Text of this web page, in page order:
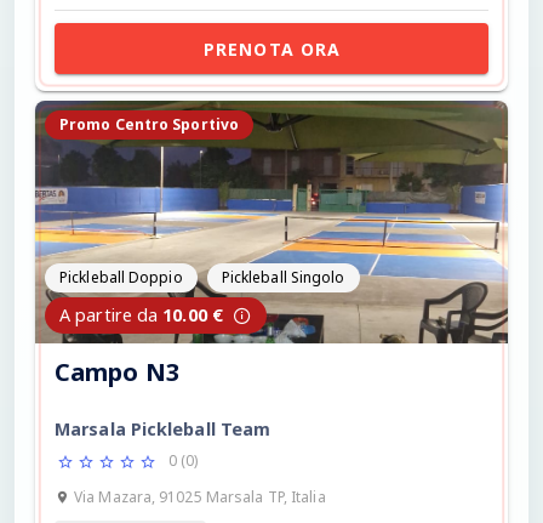
PRENOTA ORA
Promo Centro Sportivo
A partire da 10.00 €
Pickleball Doppio Pickleball Singolo
Campo N3
Marsala Pickleball Team
0 (0)
Via Mazara, 91025 Marsala TP, Italia